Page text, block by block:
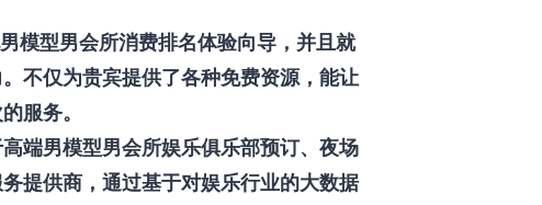
模型男会所消费排名体验向导，并且就
不仅为贵宾提供了各种免费资源，能让
服务。
端男模型男会所娱乐俱乐部预订、夜场
提供商，通过基于对娱乐行业的大数据